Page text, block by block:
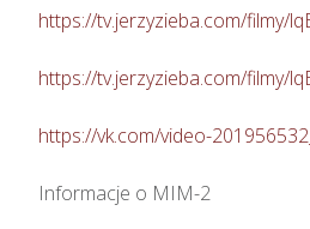
https://tv.jerzyzieba.com/filmy/
https://tv.jerzyzieba.com/filmy/
https://vk.com/video-
Informacje o MIM-2